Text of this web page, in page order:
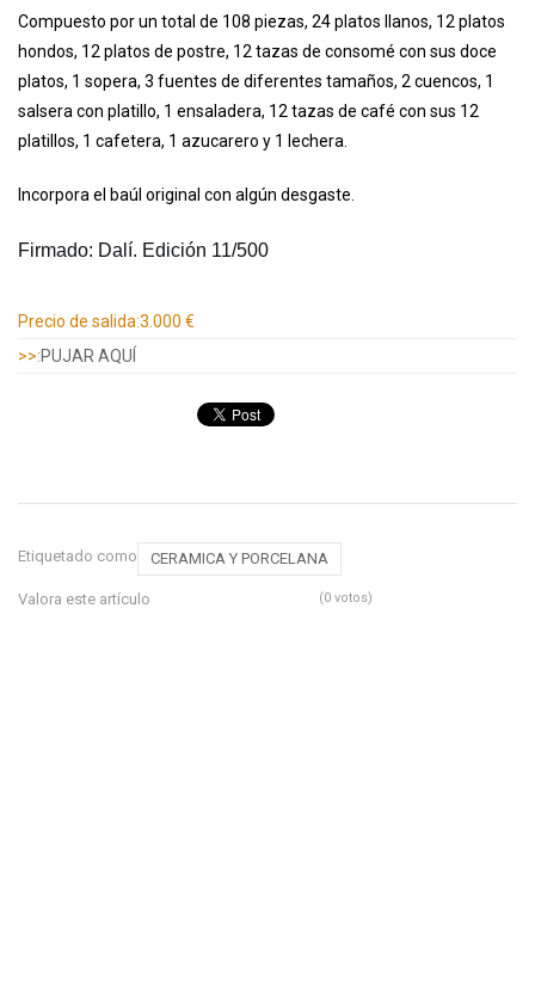
Compuesto por un total de 108 piezas, 24 platos llanos, 12 platos
hondos, 12 platos de postre, 12 tazas de consomé con sus doce
platos, 1 sopera, 3 fuentes de diferentes tamaños, 2 cuencos, 1
salsera con platillo, 1 ensaladera, 12 tazas de café con sus 12
platillos, 1 cafetera, 1 azucarero y 1 lechera.
Incorpora el baúl original con algún desgaste.
Firmado: Dalí. Edición 11/500
Precio de salida:3.000 €
>>:PUJAR AQUÍ
Etiquetado como CERAMICA Y PORCELANA
Valora este artículo (0 votos)